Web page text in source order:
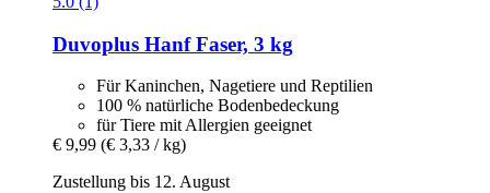
Duvoplus Hanf Faser, 3 kg
Für Kaninchen, Nagetiere und Reptilien
100 % natürliche Bodenbedeckung
für Tiere mit Allergien geeignet
€ 9,99 (€ 3,33 / kg)
Zustellung bis 12. August